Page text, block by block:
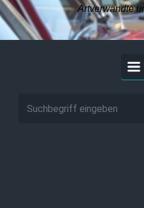
Artverwandte